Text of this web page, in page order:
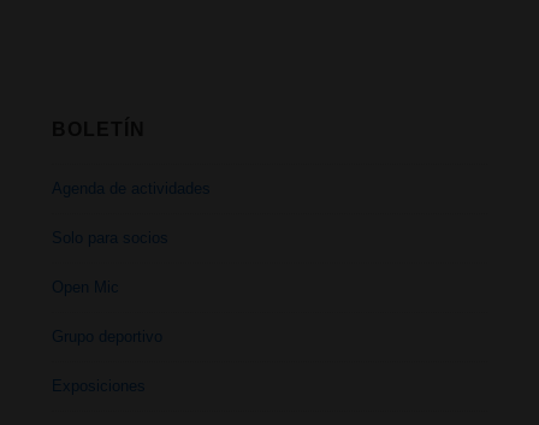
Agenda de actividades
Solo para socios
Open Mic
Grupo deportivo
Exposiciones